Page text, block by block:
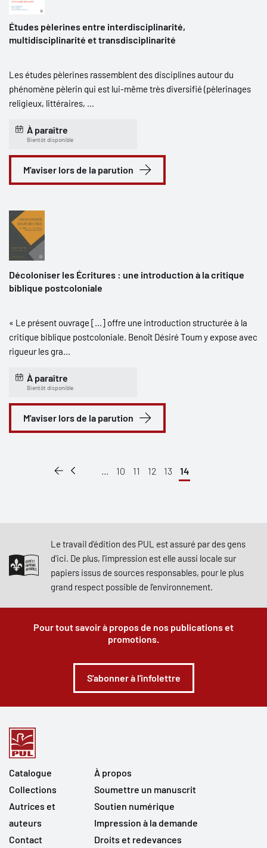
Études pèlerines entre interdisciplinarité,
multidisciplinarité et transdisciplinarité
Les études pèlerines rassemblent des disciplines autour du
phénomène pèlerin qui est lui-même très diversifié (pèlerinages
religieux, littéraires, ...
À paraître
Bientôt disponible
M'aviser lors de la parution
Décoloniser les Écritures : une introduction à la critique
biblique postcoloniale
« Le présent ouvrage [...] offre une introduction structurée à la
critique biblique postcoloniale. Benoît Désiré Toum y expose avec
rigueur les gra...
À paraître
Bientôt disponible
M'aviser lors de la parution
... 10 11 12 13 14
Le travail d'édition des PUL est assuré par des gens
d'ici. De plus, l'impression est elle aussi locale sur
papiers issus de sources responsables, pour le plus
grand respect possible de l'environnement.
Pour tout savoir à propos de nos publications et
promotions.
S'abonner à l'infolettre
Catalogue
Collections
Autrices et
auteurs
Contact
À propos
Soumettre un manuscrit
Soutien numérique
Impression à la demande
Droits et redevances